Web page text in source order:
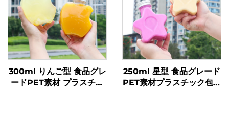
300ml りんご型 食品グレ
ードPET素材 プラスチッ
250ml 星型 食品グレード
PET素材プラスチック包装